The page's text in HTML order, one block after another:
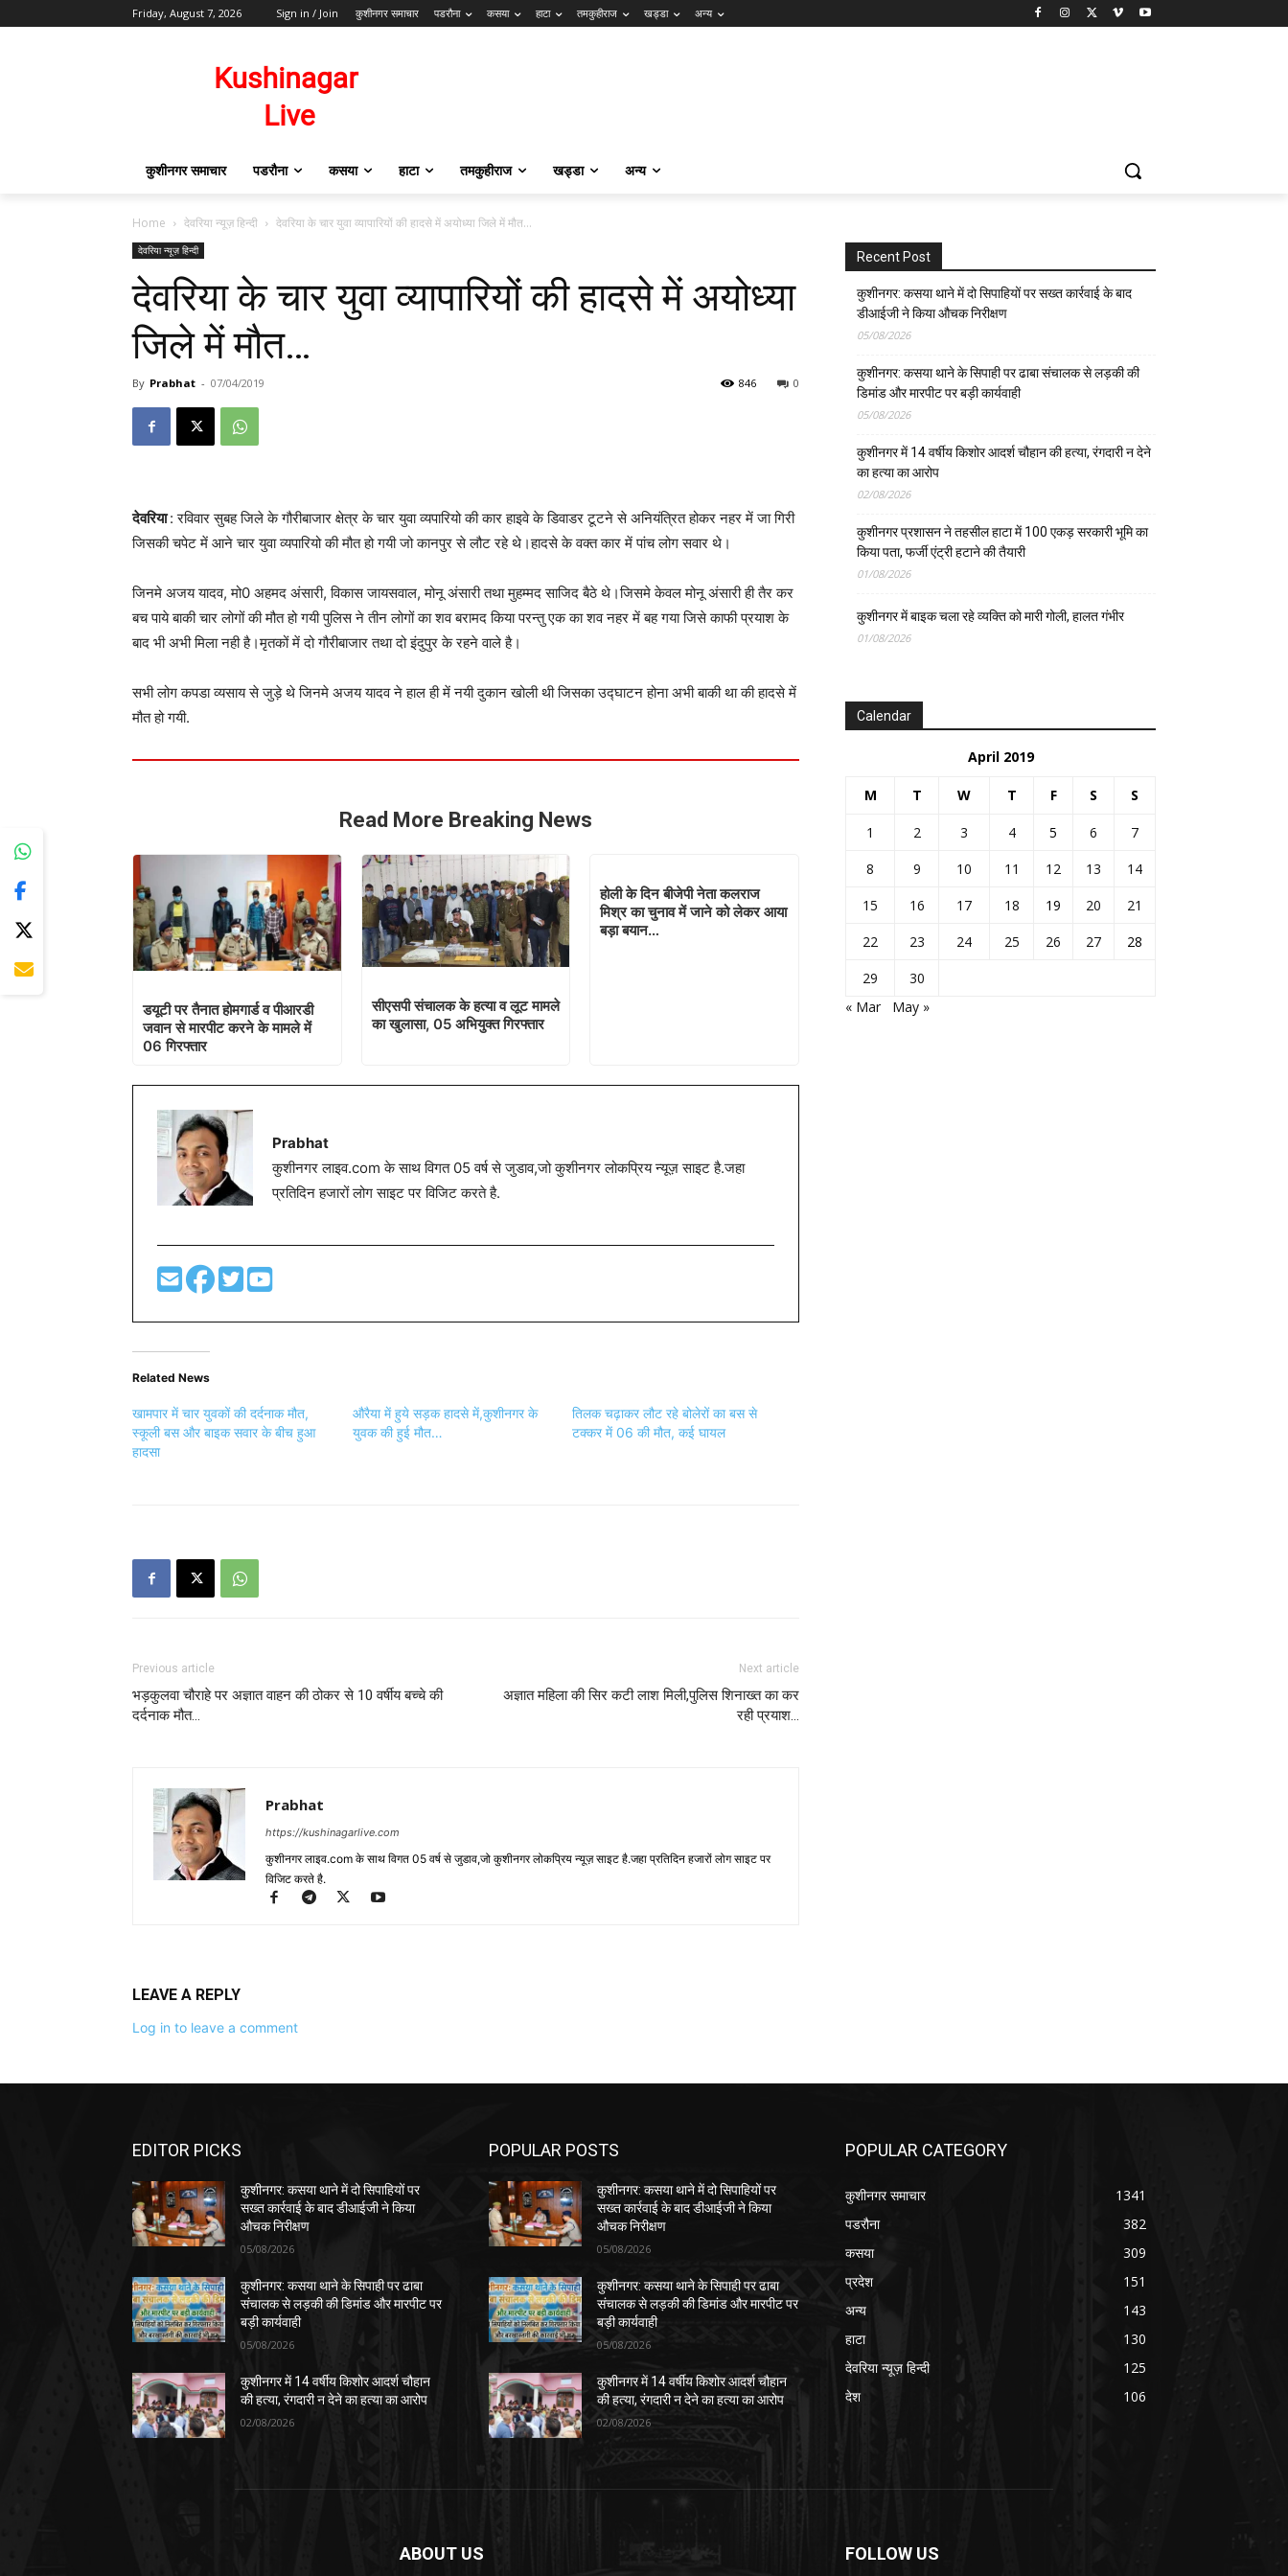
Friday, August 7, 2026 Sign in / Join कुशीनगर समाचार पडरौना कसया हाटा तमकुहीराज खड्डा अन्य
कुशीनगर समाचार पडरौना कसया हाटा तमकुहीराज खड्डा अन्य
Home देवरिया न्यूज़ हिन्दी देवरिया के चार युवा व्यापारियों की हादसे में अयोध्या जिले में मौत…
देवरिया न्यूज़ हिन्दी
देवरिया के चार युवा व्यापारियों की हादसे में अयोध्या
जिले में मौत…
By Prabhat - 07/04/2019 0
846
देवरिया: रविवार सुबह जिले के गौरीबाजार क्षेत्र के चार युवा व्यपारियो की कार हाइवे के डिवाडर टूटने से अनियंत्रित होकर नहर में जा गिरी
जिसकी चपेट में आने चार युवा व्यपारियो की मौत हो गयी जो कानपुर से लौट रहे थे।हादसे के वक्त कार में पांच लोग सवार थे।
जिनमे अजय यादव, मो0 अहमद अंसारी, विकास जायसवाल, मोनू अंसारी तथा मुहम्मद साजिद बैठे थे।जिसमे केवल मोनू अंसारी ही तैर कर
बच पाये बाकी चार लोगों की मौत हो गयी पुलिस ने तीन लोगों का शव बरामद किया परन्तु एक का शव नहर में बह गया जिसे काफी प्रयाश के
बाद भी अभी मिला नही है।मृतकों में दो गौरीबाजार तथा दो इंदुपुर के रहने वाले है।
सभी लोग कपडा व्यसाय से जुड़े थे जिनमे अजय यादव ने हाल ही में नयी दुकान खोली थी जिसका उद्घाटन होना अभी बाकी था की हादसे में
मौत हो गयी.
Read More Breaking News
डयूटी पर तैनात होमगार्ड व पीआरडी
जवान से मारपीट करने के मामले में
06 गिरफ्तार
सीएसपी संचालक के हत्या व लूट मामले
का खुलासा, 05 अभियुक्त गिरफ्तार
होली के दिन बीजेपी नेता कलराज
मिश्र का चुनाव में जाने को लेकर आया
बड़ा बयान…
Prabhat
कुशीनगर लाइव.com के साथ विगत 05 वर्ष से जुडाव,जो कुशीनगर लोकप्रिय न्यूज़ साइट है.जहा
प्रतिदिन हजारों लोग साइट पर विजिट करते है.
Related News
खामपार में चार युवकों की दर्दनाक मौत,
स्कूली बस और बाइक सवार के बीच हुआ
हादसा
औरैया में हुये सड़क हादसे में,कुशीनगर के
युवक की हुई मौत…
तिलक चढ़ाकर लौट रहे बोलेरों का बस से
टक्कर में 06 की मौत, कई घायल
Previous article
भड़कुलवा चौराहे पर अज्ञात वाहन की ठोकर से 10 वर्षीय बच्चे की
दर्दनाक मौत…
Next article
अज्ञात महिला की सिर कटी लाश मिली,पुलिस शिनाख्त का कर
रही प्रयाश…
Prabhat
https://kushinagarlive.com
कुशीनगर लाइव.com के साथ विगत 05 वर्ष से जुडाव,जो कुशीनगर लोकप्रिय न्यूज़ साइट है.जहा प्रतिदिन हजारों लोग साइट पर
विजिट करते है.
LEAVE A REPLY
Log in to leave a comment
Recent Post
कुशीनगर: कसया थाने में दो सिपाहियों पर सख्त कार्रवाई के बाद
डीआईजी ने किया औचक निरीक्षण
05/08/2026
कुशीनगर: कसया थाने के सिपाही पर ढाबा संचालक से लड़की की
डिमांड और मारपीट पर बड़ी कार्यवाही
05/08/2026
कुशीनगर में 14 वर्षीय किशोर आदर्श चौहान की हत्या, रंगदारी न देने
का हत्या का आरोप
02/08/2026
कुशीनगर प्रशासन ने तहसील हाटा में 100 एकड़ सरकारी भूमि का
किया पता, फर्जी एंट्री हटाने की तैयारी
01/08/2026
कुशीनगर में बाइक चला रहे व्यक्ति को मारी गोली, हालत गंभीर
01/08/2026
Calendar
April 2019
M T W T F S S
1 2 3 4 5 6
7
8
9 10 11 12 13
14
15
16 17 18 19 20
21
22
23 24 25 26 27
28
29
30
« Mar
May »
EDITOR PICKS
कुशीनगर: कसया थाने में दो सिपाहियों पर
सख्त कार्रवाई के बाद डीआईजी ने किया
औचक निरीक्षण
05/08/2026
कुशीनगर: कसया थाने के सिपाही पर ढाबा
संचालक से लड़की की डिमांड और मारपीट पर
बड़ी कार्यवाही
05/08/2026
कुशीनगर में 14 वर्षीय किशोर आदर्श चौहान
की हत्या, रंगदारी न देने का हत्या का आरोप
02/08/2026
POPULAR POSTS
कुशीनगर: कसया थाने में दो सिपाहियों पर
सख्त कार्रवाई के बाद डीआईजी ने किया
औचक निरीक्षण
05/08/2026
कुशीनगर: कसया थाने के सिपाही पर ढाबा
संचालक से लड़की की डिमांड और मारपीट पर
बड़ी कार्यवाही
05/08/2026
कुशीनगर में 14 वर्षीय किशोर आदर्श चौहान
की हत्या, रंगदारी न देने का हत्या का आरोप
02/08/2026
POPULAR CATEGORY
कुशीनगर समाचार
1341
पडरौना
382
कसया
309
प्रदेश
151
अन्य
143
हाटा
130
देवरिया न्यूज़ हिन्दी
125
देश
106
ABOUT US FOLLOW US